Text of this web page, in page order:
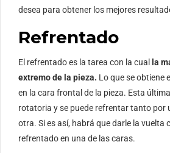
desea para obtener los mejores
Refrentado
El refrentado es la tarea con la cual
la
extremo de la pieza. Lo que se obtiene
en la cara frontal de la pieza. Esta
rotatoria y se puede refrentar tanto por
otra. Si es así, habrá que darle la vuelta
refrentado en una de las caras.